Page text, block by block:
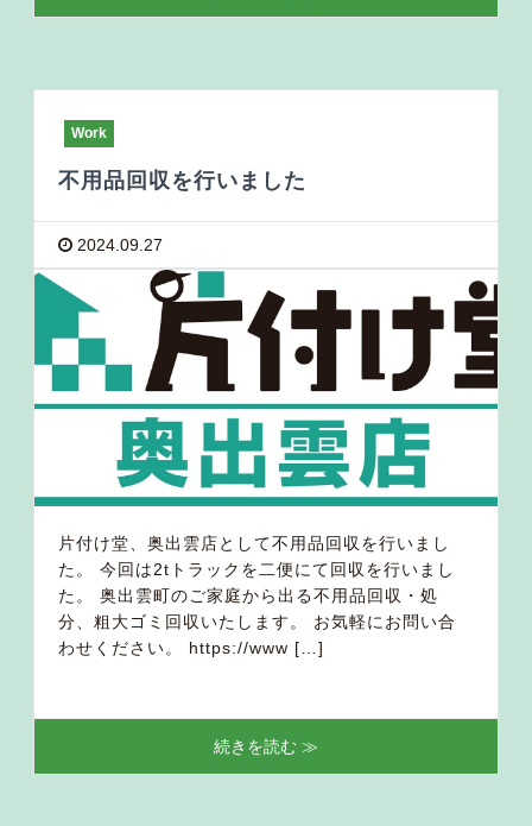
Work
不用品回収を行いました
2024.09.27
片付け堂、奥出雲店として不用品回収を行いまし
た。 今回は2tトラックを二便にて回収を行いまし
た。 奥出雲町のご家庭から出る不用品回収・処
分、粗大ゴミ回収いたします。 お気軽にお問い合
わせください。 https://www […]
続きを読む ≫